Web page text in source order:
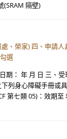
(SRAM 隔壁)
、榮家) 四、申請
選
期： 年 月 日 三、
列身心障礙手冊或
第七類 05)：效期